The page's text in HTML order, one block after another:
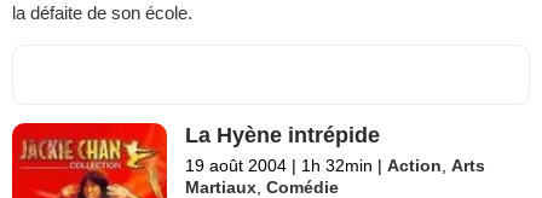
la défaite de son école.
La Hyène intrépide
19 août 2004 | 1h 32min | Action ,Arts
Martiaux ,Comédie